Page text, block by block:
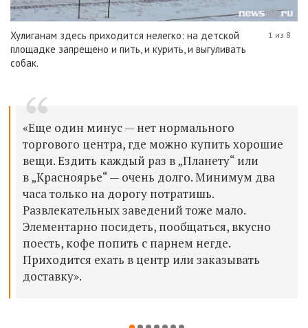
Хулиганам здесь приходится нелегко: на детской
площадке запрещено и пить, и курить, и выгуливать
собак.
1 из 8
«Еще один минус — нет нормального
торгового центра, где можно купить хорошие
вещи. Ездить каждый раз в „Планету“ или
в „Красноярье“ — очень долго. Минимум два
часа только на дорогу потратишь.
Развлекательных заведений тоже мало.
Элементарно посидеть, пообщаться, вкусно
поесть, кофе попить с парнем негде.
Приходится ехать в центр или заказывать
доставку».